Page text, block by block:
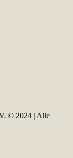
© 2024 | Alle